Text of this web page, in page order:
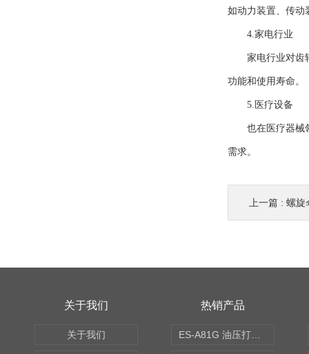
如动力装置、传动
4.家电行业
家电行业对齿轮
功能和使用寿命。
5.医疗设备
也在医疗器械领
需求。
上一篇 : 螺旋
关于我们
关于我们
热销产品